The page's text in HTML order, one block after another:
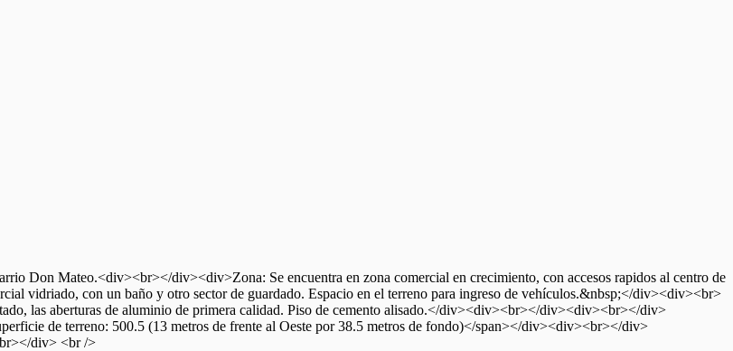
Don Mateo.<div><br></div><div>Zona: Se encuentra en zona comercial en crecimiento, con accesos rapidos al centro de
vidriado, con un baño y otro sector de guardado. Espacio en el terreno para ingreso de vehículos.&nbsp;</div><div><br>
las aberturas de aluminio de primera calidad. Piso de cemento alisado.</div><div><br></div><div><br></div>
de terreno: 500.5 (13 metros de frente al Oeste por 38.5 metros de fondo)</span></div><div><br></div>
div> <br />